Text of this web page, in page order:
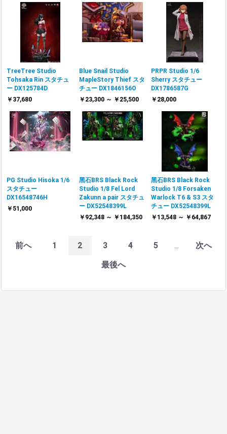
TreeTree Studio
Tohsaka Rin スタチュ
ー DX125784D
￥37,680
Blue Snail Studio
MapleStory Thief スタ
チュー DX1846156O
￥23,300 ～ ￥25,500
PRPR Studio 1/6
Sherry スタチュー
DX1786587G
￥28,000
PG Studio Hisoka 1/6
スタチュー
DX16548746H
￥51,000
黑石BRS Black Rock
Studio 1/8 Fel Lord
Zakunn a pair スタチュ
ー DX52548399L
￥92,348 ～ ￥184,350
黑石BRS Black Rock
Studio 1/8 Forsaken
Warlock T6 & S3 スタ
チュー DX52548399L
￥13,548 ～ ￥64,867
前へ 1 2 3 4 5 ...
次へ
最後へ